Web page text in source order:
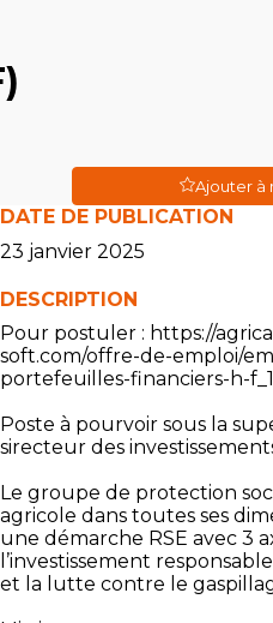
Ajouter à
DATE DE PUBLICATION
23 janvier 2025
DESCRIPTION
Pour postuler : https://
soft.com/offre-de-emploi/
portefeuilles-financiers-h-
Poste à pourvoir sous la
sirecteur des
Le groupe de protection
agricole dans toutes ses
une démarche RSE avec 3
l’investissement
et la lutte contre le